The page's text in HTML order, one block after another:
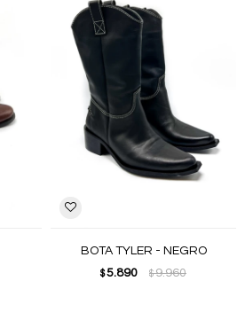
BOTA TYLER - NEGRO
$5.890 $9.960